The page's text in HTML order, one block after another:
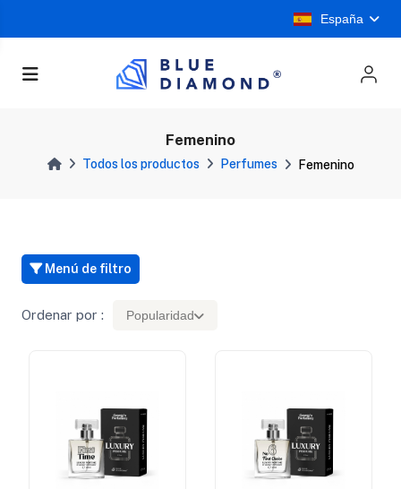
España
Femenino
Todos los productos Perfumes Femenino
Menú de filtro
Ordenar por : Popularidad